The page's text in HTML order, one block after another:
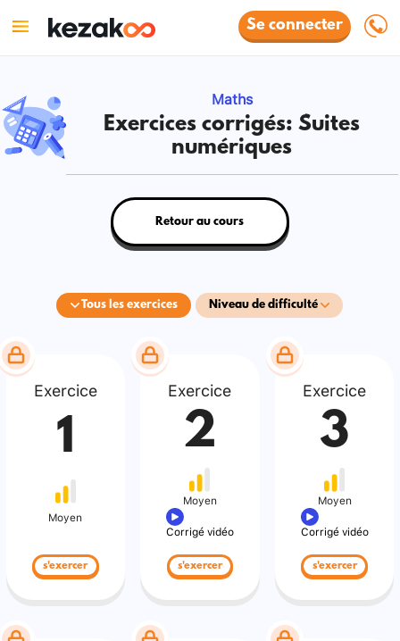
Se connecter
Maths
Exercices corrigés: Suites
numériques
Tous les exercices Niveau de difficulté
Retour au cours
Exercice
1
Moyen
s'exercer
Exercice
2
Moyen
Corrigé vidéo
s'exercer
Exercice
3
Moyen
Corrigé vidéo
s'exercer